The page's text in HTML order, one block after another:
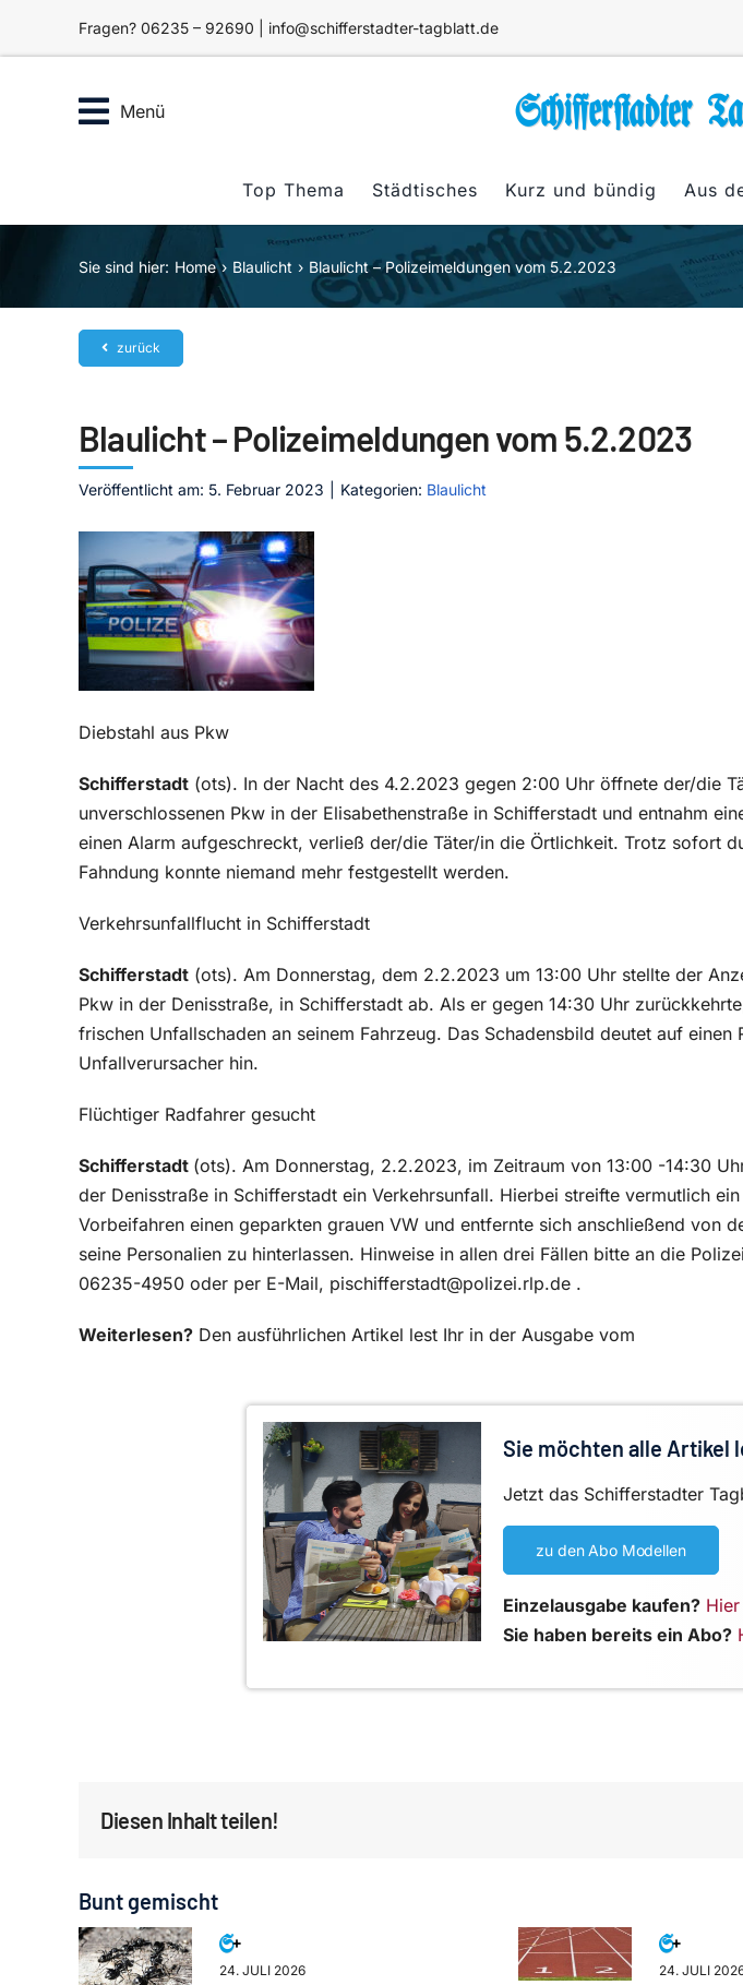
Fragen? 06235 – 92690 | info@schifferstadter-tagblatt.de
Menü
Top Thema Städtisches Kurz und bündig Aus
Sie sind hier: Home Blaulicht Blaulicht – Polizeimeldungen vom 5.2.2023
zurück
Blaulicht – Polizeimeldungen vom 5.2.2023
Veröffentlicht am: 5. Februar 2023 Kategorien: Blaulicht
Diebstahl aus Pkw
Schifferstadt (ots). In der Nacht des 4.2.2023 gegen 2:00 Uhr öffnete der/die
unverschlossenen Pkw in der Elisabethenstraße in Schifferstadt und entnahm
einen Alarm aufgeschreckt, verließ der/die Täter/in die Örtlichkeit. Trotz sofort
Fahndung konnte niemand mehr festgestellt werden.
Verkehrsunfallflucht in Schifferstadt
Schifferstadt (ots). Am Donnerstag, dem 2.2.2023 um 13:00 Uhr stellte der
Pkw in der Denisstraße, in Schifferstadt ab. Als er gegen 14:30 Uhr
frischen Unfallschaden an seinem Fahrzeug. Das Schadensbild deutet auf einen
Unfallverursacher hin.
Flüchtiger Radfahrer gesucht
Schifferstadt (ots). Am Donnerstag, 2.2.2023, im Zeitraum von 13:00 -14:30
der Denisstraße in Schifferstadt ein Verkehrsunfall. Hierbei streifte vermutlich
Vorbeifahren einen geparkten grauen VW und entfernte sich anschließend von
seine Personalien zu hinterlassen. Hinweise in allen drei Fällen bitte an die
06235-4950 oder per E-Mail, pischifferstadt@polizei.rlp.de .
Weiterlesen? Den ausführlichen Artikel lest Ihr in der Ausgabe vom
Sie möchten alle Artikel
Jetzt das Schifferstadter
zu den Abo Modellen
Einzelausgabe kaufen?
Sie haben bereits ein Abo?
Diesen Inhalt teilen!
Bunt gemischt
24. JULI 2026 24. JULI